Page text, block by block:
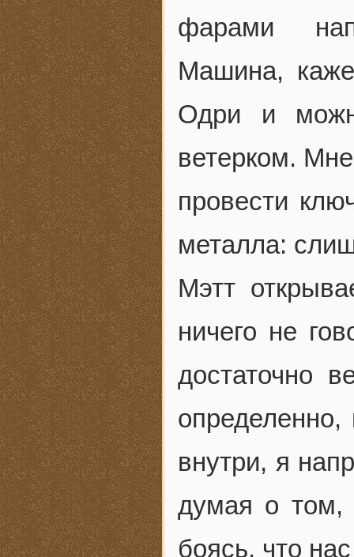
фарами
Машина,
Одри и
ветерком.
провести
металла:
Мэтт
ничего не
достаточно
внутри, я
думая о том,
боясь, что